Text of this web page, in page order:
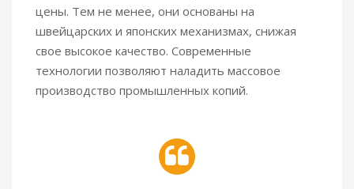
цены. Тем не менее, они основаны на
швейцарских и японских механизмах, снижая
свое высокое качество. Современные
технологии позволяют наладить массовое
производство промышленных копий.